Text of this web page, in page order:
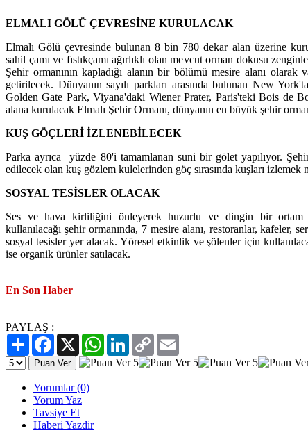
ELMALI GÖLÜ ÇEVRESİNE KURULACAK
Elmalı Gölü çevresinde bulunan 8 bin 780 dekar alan üzerine
sahil çamı ve fıstıkçamı ağırlıklı olan mevcut orman dokusu
Şehir ormanının kapladığı alanın bir bölümü mesire alanı olarak
getirilecek. Dünyanın sayılı parkları arasında bulunan New
Golden Gate Park, Viyana'daki Wiener Prater, Paris'teki Bois de
alana kurulacak Elmalı Şehir Ormanı, dünyanın en büyük şehir
KUŞ GÖÇLERİ İZLENEBİLECEK
Parka ayrıca yüzde 80'i tamamlanan suni bir gölet yapılıyor.
edilecek olan kuş gözlem kulelerinden göç sırasında kuşları izlemek
SOSYAL TESİSLER OLACAK
Ses ve hava kirliliğini önleyerek huzurlu ve dingin bir ortam
kullanılacağı şehir ormanında, 7 mesire alanı, restoranlar, kafeler,
sosyal tesisler yer alacak. Yöresel etkinlik ve şölenler için
ise organik ürünler satılacak.
En Son Haber
PAYLAŞ :
PaylaşFacebook
X WhatsAppLinkedIn
Copy
Link
Yorumlar (0)
Yorum Yaz
Tavsiye Et
Haberi Yazdir